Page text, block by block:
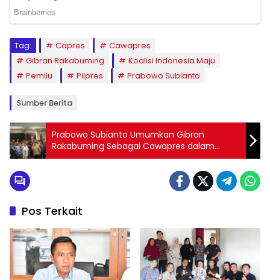
Tag: Capres
Cawapres
Gibran Rakabuming
Koalisi Indonesia Maju
Pemilu
Pilpres Prabowo Subianto
Sumber Berita
Prabowo Subianto Umumkan Gibran
Rakabuming Sebagai Cawapres dalam
Deklarasi Besok
Pos Terkait